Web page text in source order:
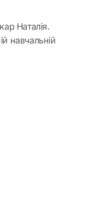
Наталія.
навчальній